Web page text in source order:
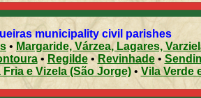
municipality civil parishes
• Margaride, Várzea, Lagares,
• Regilde•Revinhade•
Fria e Vizela (São Jorge)• Vila